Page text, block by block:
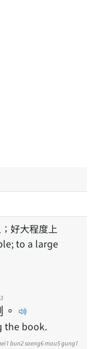
好大程度上
。
the book.
bun2 soeng6mou5gung1